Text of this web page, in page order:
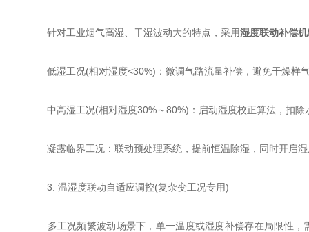
针对工业烟气高湿、干湿波动大的特点，采用湿度联动补偿
低湿工况(相对湿度<30%)：微调气路流量补偿，避免干燥样
中高湿工况(相对湿度30%～80%)：启动湿度校正算法，扣除
凝露临界工况：联动预处理系统，提前恒温除湿，同时开启湿
3. 温湿度联动自适应调控(复杂变工况专用)
多工况频繁波动场景下，单一温度或湿度补偿存在局限性，